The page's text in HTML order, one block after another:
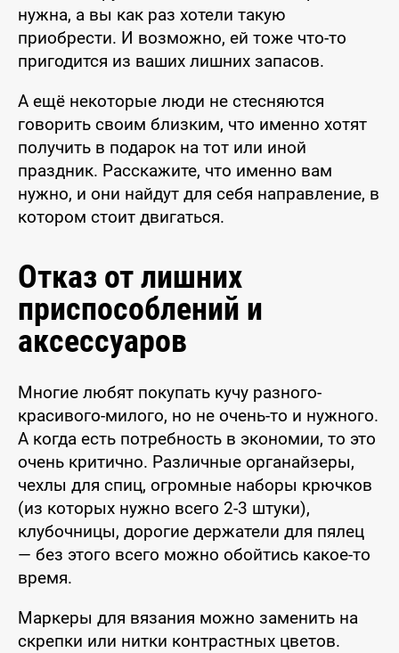
нужна, а вы как раз хотели такую
приобрести. И возможно, ей тоже что-то
пригодится из ваших лишних запасов.
А ещё некоторые люди не стесняются
говорить своим близким, что именно хотят
получить в подарок на тот или иной
праздник. Расскажите, что именно вам
нужно, и они найдут для себя направление, в
котором стоит двигаться.
Отказ от лишних
приспособлений и
аксессуаров
Многие любят покупать кучу разного-
красивого-милого, но не очень-то и нужного.
А когда есть потребность в экономии, то это
очень критично. Различные органайзеры,
чехлы для спиц, огромные наборы крючков
(из которых нужно всего 2-3 штуки),
клубочницы, дорогие держатели для пялец
— без этого всего можно обойтись какое-то
время.
Маркеры для вязания можно заменить на
скрепки или нитки контрастных цветов.